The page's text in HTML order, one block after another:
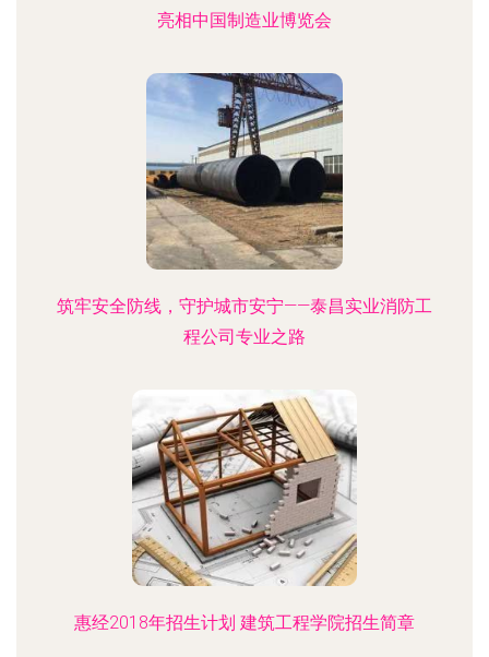
亮相中国制造业博览会
筑牢安全防线，守护城市安宁——泰昌实业消防工
程公司专业之路
惠经2018年招生计划 建筑工程学院招生简章